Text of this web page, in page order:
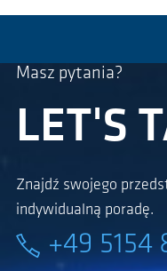
Masz pytania?
LET'S
Znajdź swojego
indywidualną poradę.
+49 5154